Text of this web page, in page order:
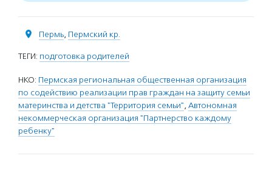
Пермь, Пермский кр.
ТЕГИ: подготовка родителей
НКО: Пермская региональная общественная организация
по содействию реализации прав граждан на защиту семьи
материнства и детства "Территория семьи", Автономная
некоммерческая организация "Партнерство каждому
ребенку"